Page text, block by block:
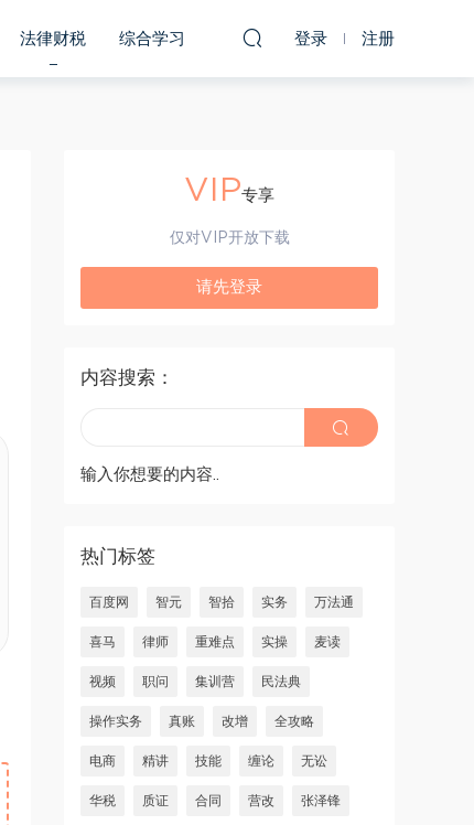
法律财税 综合学习 登录 注册
VIP专享
仅对VIP开放下载
请先登录
内容搜索：
输入你想要的内容..
热门标签
百度网 智元 智拾 实务 万法通
喜马 律师 重难点 实操 麦读
视频 职问 集训营 民法典
操作实务 真账 改增 全攻略
电商 精讲 技能 缠论 无讼
华税 质证 合同 营改 张泽锋